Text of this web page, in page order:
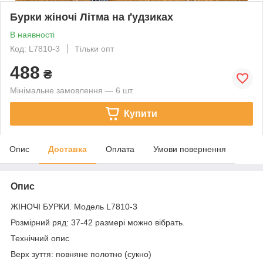
Бурки жіночі Літма на ґудзиках
В наявності
Код: L7810-3
Тільки опт
488 ₴
Мінімальне замовлення — 6 шт.
Купити
Опис Доставка Оплата Умови повернення
Опис
ЖІНОЧІ БУРКИ. Модель L7810-3
Розмірний ряд: 37-42 размері можно вібрать.
Технічний опис
Верх зуття: повняне полотно (сукно)